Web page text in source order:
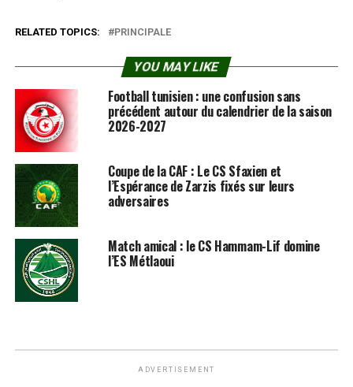
RELATED TOPICS: PRINCIPALE
YOU MAY LIKE
Football tunisien : une confusion sans
précédent autour du calendrier de la saison
2026-2027
Coupe de la CAF : Le CS Sfaxien et
l’Espérance de Zarzis fixés sur leurs
adversaires
Match amical : le CS Hammam-Lif domine
l’ES Métlaoui
ADVERTISEMENT